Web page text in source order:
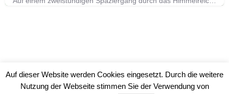
Auf dieser Website werden Cookies eingesetzt. Durch die weitere
Nutzung der Webseite stimmen Sie der Verwendung von